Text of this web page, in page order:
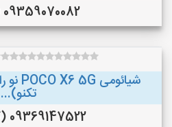
09359070082 (یاسوج)
تکنو)...
09369147522 (کرمانشاه )